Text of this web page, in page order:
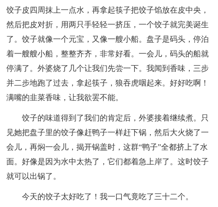
饺子皮四周抹上一点水，再拿起筷子把饺子馅放在皮中央，
然后把皮对折，用两只手轻轻一挤压，一个饺子就完美诞生
了。饺子就像一个元宝，又像一艘小船。盘子是码头，停泊
着一艘艘小船，整整齐齐，非常好看。一会儿，码头的船就
停满了。外婆烧了几个让我们先尝一下。我闻到香味，三步
并二步地跑了过去，拿起筷子，狼吞虎咽起来。好好吃啊！
满嘴的韭菜香味，让我欲罢不能。
饺子的味道得到了我们的肯定后，外婆接着继续煮。只
见她把盘子里的饺子像赶鸭子一样赶下锅，然后大火烧了一
会儿，再焖一会儿，揭开锅盖时，这群“鸭子”全都挤上了水
面。好像是因为水中太热了，它们都着急上岸了。这时饺子
就可以出锅了。
今天的饺子太好吃了！我一口气竟吃了三十二个。